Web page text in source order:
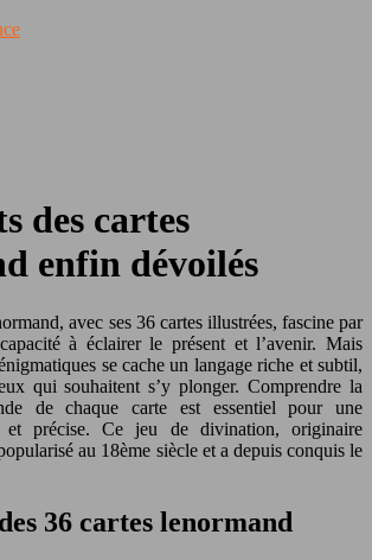
des cartes
enfin dévoilés
avec ses 36 cartes illustrées, fascine par
à éclairer le présent et l’avenir. Mais
se cache un langage riche et subtil,
qui souhaitent s’y plonger. Comprendre la
de chaque carte est essentiel pour une
et précise. Ce jeu de divination, originaire
au 18ème siècle et a depuis conquis le
36 cartes lenormand